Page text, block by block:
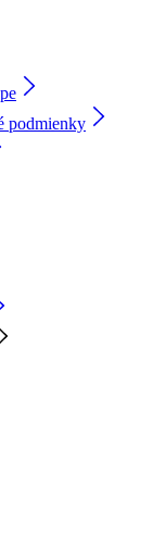
podmienky